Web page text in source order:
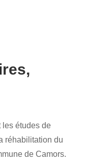
les études de
réhabilitation du
de Camors.